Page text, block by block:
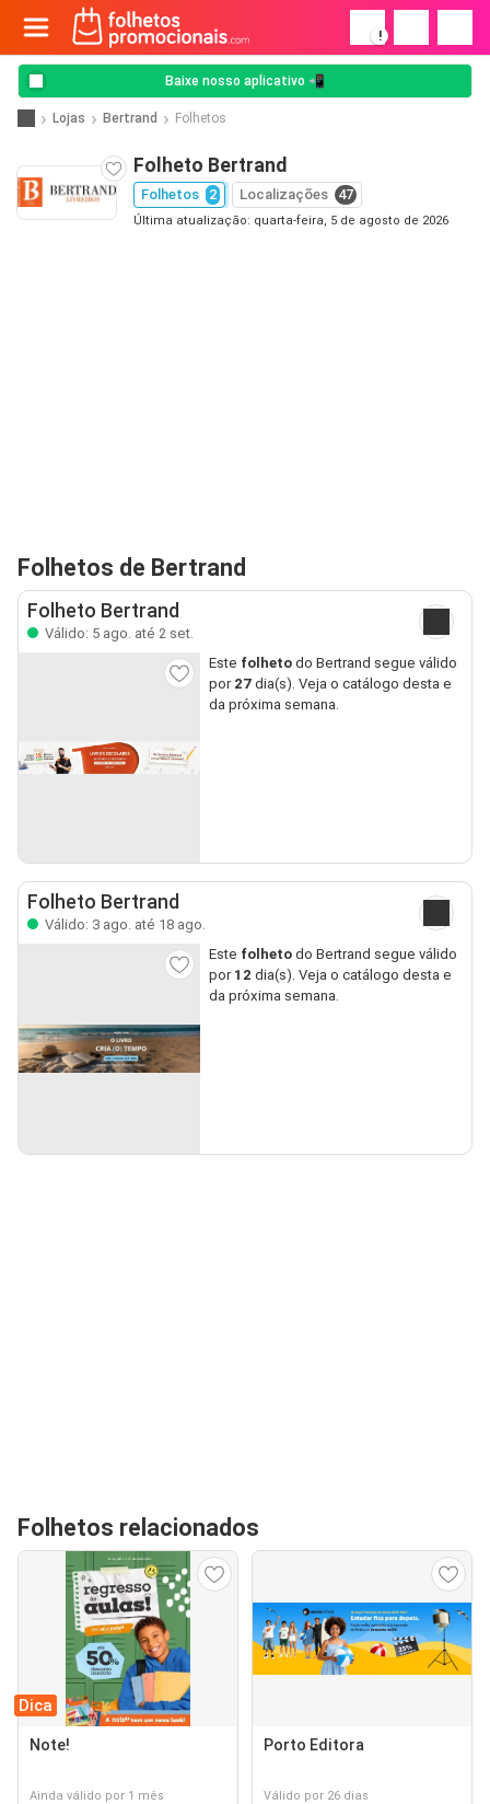
!
Baixe nosso aplicativo 📲
Lojas Bertrand Folhetos
Folheto Bertrand
Folhetos 2 Localizações 47
Última atualização: quarta-feira, 5 de agosto de 2026
Folhetos de Bertrand
Folheto Bertrand
Válido: 5 ago. até 2 set.
Este folhetodo Bertrand segue válido
por 27dia(s). Veja o catálogo desta e
da próxima semana.
Folheto Bertrand
Válido: 3 ago. até 18 ago.
Este folhetodo Bertrand segue válido
por 12 dia(s). Veja o catálogo desta e
da próxima semana.
Folhetos relacionados
Dica
Note!
Ainda válido por 1 mês
Porto Editora
Válido por 26 dias